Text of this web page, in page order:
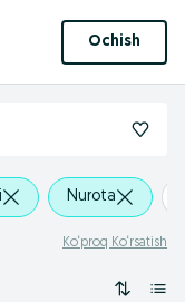
Ochish
Nurota
Ko‘proq Ko‘rsatish